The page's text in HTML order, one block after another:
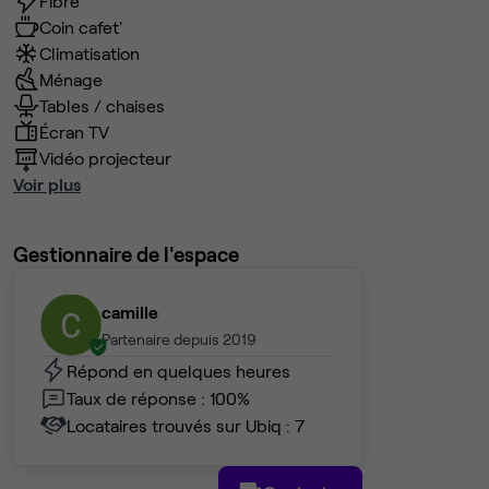
Coin cafet'
Climatisation
Ménage
Tables / chaises
Écran TV
Vidéo projecteur
Voir plus
Gestionnaire de l'espace
camille
Partenaire depuis 2019
Répond en quelques heures
Taux de réponse : 100%
Locataires trouvés sur Ubiq : 7